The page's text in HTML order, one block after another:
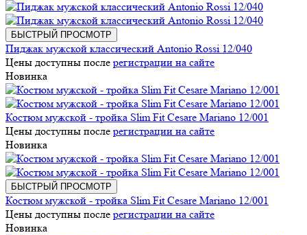
БЫСТРЫЙ ПРОСМОТР
Пиджак мужской классический Antonio Rossi 12/040
Цены доступны после регистрации на сайте
Новинка
Костюм мужской - тройка Slim Fit Cesare Mariano 12/001
Цены доступны после регистрации на сайте
Новинка
БЫСТРЫЙ ПРОСМОТР
Костюм мужской - тройка Slim Fit Cesare Mariano 12/001
Цены доступны после регистрации на сайте
Новинка